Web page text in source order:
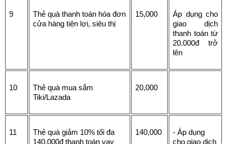
9
Thẻ quà thanh toán hóa đơn
cửa hàng tiện lợi, siêu thị
15,000
Áp dụng cho
giao dịch
thanh toán từ
20.000đ trở
lên
10
Thẻ quà mua sắm
Tiki/Lazada
20,000
11
Thẻ quà giảm 10% tối đa
140.000đ thanh toán vay
140,000
- Áp dụng
cho giao dịch